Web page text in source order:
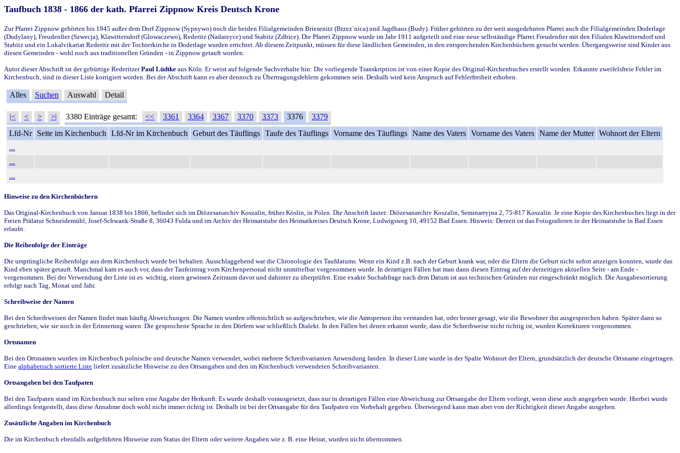
Taufbuch 1838 - 1866 der kath. Pfarrei Zippnow Kreis Deutsch Krone
Zur Pfarrei Zippnow gehörten bis 1945 außer dem Dorf Zippnow (Sypnywo) noch die beiden Filialgemeinden Briesenitz (Brzez`nica) und Jagdhaus (Budy). Früher gehörten zu der weit ausgedehnten Pfarrei auch die Filialgemeinden Doderlage
(Dudylany), Freudenfier (Szwecja), Klawittersdorf (Glowaczewo), Rederitz (Nadarzyce) und Stabitz (Zdbice). Die Pfarrei Zippnow wurde im Jahr 1911 aufgeteilt und eine neue selbständige Pfarrei Freudenfier mit den Filialen Klawittersdorf und
Stabitz und ein Lokalvikariat Rederitz mit der Tochterkirche in Doderlage wurden errichtet. Ab diesem Zeitpunkt, müssen für diese ländlichen Gemeinden, in den entsprechenden Kirchenbüchern gesucht werden. Übergangsweise sind Kinder aus
diesen Gemeinden - wohl noch aus traditionellen Gründen - in Zippnow getauft worden.
Autor dieser Abschrift ist der gebürtige RederitzerPaul Lüdtke aus Köln. Er weist auf folgende Sachverhalte hin: Die vorliegende Transkription ist von einer Kopie des Original-Kirchenbuches erstellt worden. Erkannte zweifelsfreie Fehler im
Kirchenbuch, sind in dieser Liste korrigiert worden. Bei der Abschrift kann es aber dennoch zu Übertragungsfehlern gekommen sein. Deshalb wird kein Anspruch auf Fehlerfreiheit erhoben.
Alles Suchen Auswahl Detail
|< < > >| 3380 Einträge gesamt: << 3361 3364 3367 3370 3373 3376
3379
Lfd-Nr
Seite im Kirchenbuch Lfd-Nr im Kirchenbuch Geburt des Täuflings Taufe des Täuflings Vorname des Täuflings Name des Vaters Vorname des Vaters Name der Mutter Wohnort der Eltern
...
...
...
Hinweise zu den Kirchenbüchern
Das Original-Kirchenbuch von Januar 1838 bis 1866, befindet sich im Diözesanarchiv Koszalin, früher Köslin, in Polen. Die Anschrift lautet: Diözesanarchiv Koszalin, Seminarryjna 2, 75-817 Koszalin. Je eine Kopie des Kirchenbuches liegt in der
Freien Prälatur Schneidemühl, Josef-Schwank-Straße 8, 36043 Fulda und im Archiv der Heimatstube des Heimatkreises Deutsch Krone, Ludwigsweg 10, 49152 Bad Essen. Hinweis: Derzeit ist das Fotografieren in der Heimatstube in Bad Essen
erlaubt.
Die Reihenfolge der Einträge
Die ursprüngliche Reihenfolge aus dem Kirchenbuch wurde bei behalten. Ausschlaggebend war die Chronologie des Taufdatums. Wenn ein Kind z.B. nach der Geburt krank war, oder die Eltern die Geburt nicht sofort anzeigen konnten, wurde das
Kind eben später getauft. Manchmal kam es auch vor, dass der Taufeintrag vom Kirchenpersonal nicht unmittelbar vorgenommen wurde. In derartigen Fällen hat man dann diesen Eintrag auf der derzeitigen aktuellen Seite - am Ende -
vorgenommen. Bei der Verwendung der Liste ist es wichtig, einen gewissen Zeitraum davor und dahinter zu überprüfen. Eine exakte Suchabfrage nach dem Datum ist aus technischen Gründen nur eingeschränkt möglich. Die Ausgabesortierung
erfolgt nach Tag, Monat und Jahr.
Schreibweise der Namen
Bei den Schreibweisen der Namen findet man häufig Abweichungen. Die Namen wurden offensichtlich so aufgeschrieben, wie die Amtsperson ihn verstanden hat, oder besser gesagt, wie die Bewohner ihn ausgesprochen haben. Später dann so
geschrieben, wie sie noch in der Erinnerung waren. Die gesprochene Sprache in den Dörfern war schließlich Dialekt. In den Fällen bei denen erkannt wurde, dass die Schreibweise nicht richtig ist, wurden Korrekturen vorgenommen.
Ortsnamen
Bei den Ortsnamen wurden im Kirchenbuch polnische und deutsche Namen verwendet, wobei mehrere Schreibvarianten Anwendung fanden. In dieser Liste wurde in der Spalte Wohnort der Eltern, grundsätzlich der deutsche Ortsname eingetragen.
Eine alphabetisch sortierte Liste liefert zusätzliche Hinweise zu den Ortsangaben und den im Kirchenbuch verwendeten Schreibvarianten.
Ortsangaben bei den Taufpaten
Bei den Taufpaten stand im Kirchenbuch nur selten eine Angabe der Herkunft. Es wurde deshalb vorausgesetzt, dass nur in derartigen Fällen eine Abweichung zur Ortsangabe der Eltern vorliegt, wenn diese auch angegeben wurde. Hierbei wurde
allerdings festgestellt, dass diese Annahme doch wohl nicht immer richtig ist. Deshalb ist bei der Ortsangabe für den Taufpaten ein Vorbehalt gegeben. Überwiegend kann man aber von der Richtigkeit dieser Angabe ausgehen.
Zusätzliche Angaben im Kirchenbuch
Die im Kirchenbuch ebenfalls aufgeführten Hinweise zum Status der Eltern oder weitere Angaben wie z. B. eine Heirat, wurden nicht übernommen.